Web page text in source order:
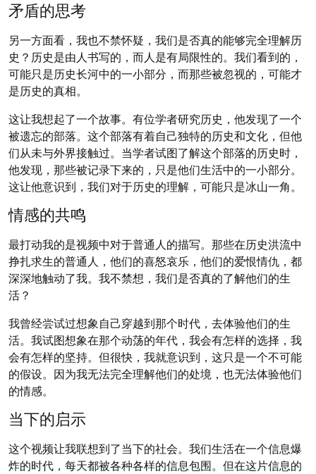
矛盾的思考
另一方面看，我也不禁怀疑，我们是否真的能够完全理解历
史？历史是由人书写的，而人是有局限性的。我们看到的，
可能只是历史长河中的一小部分，而那些被忽视的，可能才
是历史的真相。
这让我想起了一个故事。有位学者研究历史，他发现了一个
被遗忘的部落。这个部落有着自己独特的历史和文化，但他
们从未与外界接触过。当学者试图了解这个部落的历史时，
他发现，那些被记录下来的，只是他们生活中的一小部分。
这让他意识到，我们对于历史的理解，可能只是冰山一角。
情感的共鸣
最打动我的是视频中对于普通人的描写。那些在历史洪流中
挣扎求生的普通人，他们的喜怒哀乐，他们的爱恨情仇，都
深深地触动了我。我不禁想，我们是否真的了解他们的生
活？
我曾经尝试过想象自己穿越到那个时代，去体验他们的生
活。我试图想象在那个动荡的年代，我会有怎样的选择，我
会有怎样的坚持。但很快，我就意识到，这只是一个不可能
的假设。因为我无法完全理解他们的处境，也无法体验他们
的情感。
当下的启示
这个视频让我联想到了当下的社会。我们生活在一个信息爆
炸的时代，每天都被各种各样的信息包围。但在这片信息的